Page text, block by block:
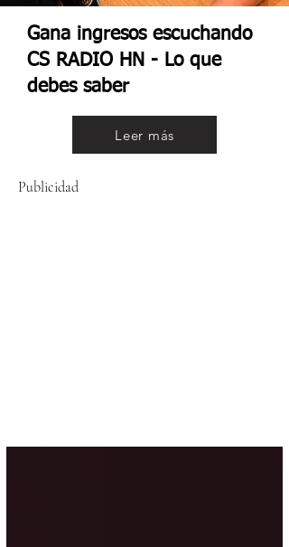
Gana ingresos escuchando
CS RADIO HN - Lo que
debes saber
Leer más
Publicidad